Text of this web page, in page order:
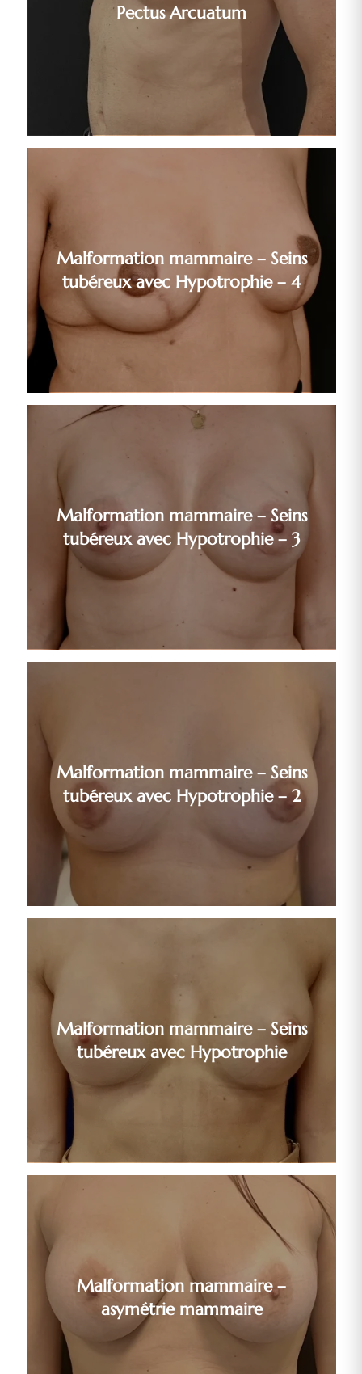
Pectus Arcuatum
Malformation mammaire – Seins
tubéreux avec Hypotrophie – 4
Malformation mammaire – Seins
tubéreux avec Hypotrophie – 3
Malformation mammaire – Seins
tubéreux avec Hypotrophie – 2
Malformation mammaire – Seins
tubéreux avec Hypotrophie
Malformation mammaire –
asymétrie mammaire